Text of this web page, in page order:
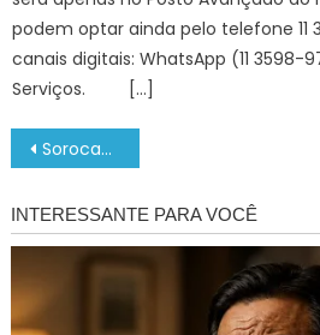
podem optar ainda pelo telefone 11
canais digitais: WhatsApp (11 3598-
Serviços. […]
Navegação
de
Post
Sorocaba recebe “Oficina de Regionalização da Saúde” para discutir melhorias no setor – Agência de Notícias